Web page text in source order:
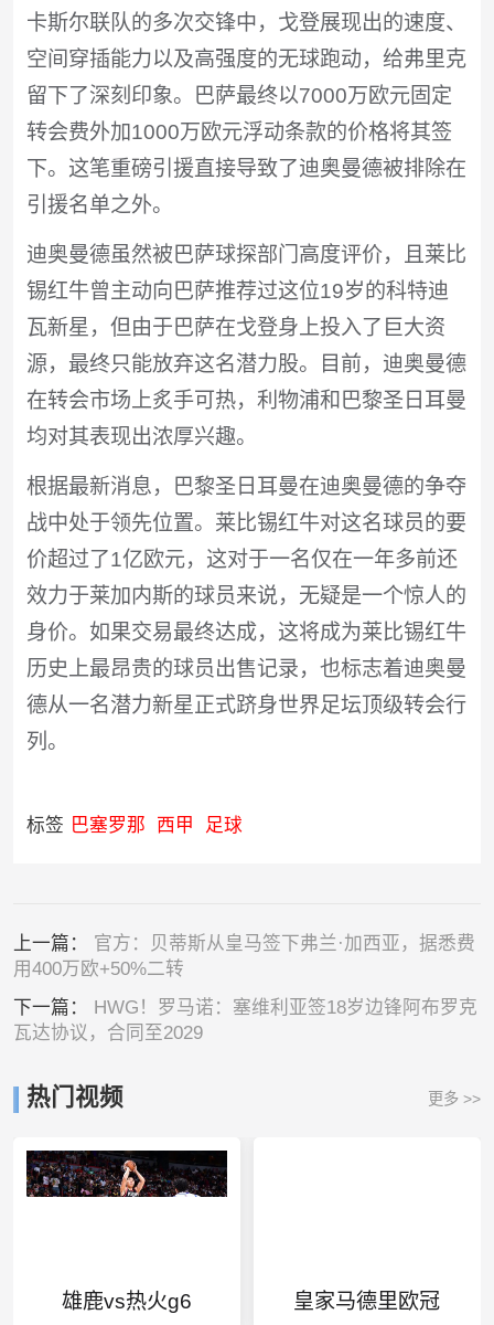
卡斯尔联队的多次交锋中，戈登展现出的速度、
空间穿插能力以及高强度的无球跑动，给弗里克
留下了深刻印象。巴萨最终以7000万欧元固定
转会费外加1000万欧元浮动条款的价格将其签
下。这笔重磅引援直接导致了迪奥曼德被排除在
引援名单之外。
迪奥曼德虽然被巴萨球探部门高度评价，且莱比
锡红牛曾主动向巴萨推荐过这位19岁的科特迪
瓦新星，但由于巴萨在戈登身上投入了巨大资
源，最终只能放弃这名潜力股。目前，迪奥曼德
在转会市场上炙手可热，利物浦和巴黎圣日耳曼
均对其表现出浓厚兴趣。
根据最新消息，巴黎圣日耳曼在迪奥曼德的争夺
战中处于领先位置。莱比锡红牛对这名球员的要
价超过了1亿欧元，这对于一名仅在一年多前还
效力于莱加内斯的球员来说，无疑是一个惊人的
身价。如果交易最终达成，这将成为莱比锡红牛
历史上最昂贵的球员出售记录，也标志着迪奥曼
德从一名潜力新星正式跻身世界足坛顶级转会行
列。
标签 巴塞罗那 西甲 足球
上一篇： 官方：贝蒂斯从皇马签下弗兰·加西亚，据悉费
用400万欧+50%二转
下一篇：
HWG！罗马诺：塞维利亚签18岁边锋阿布罗克
瓦达协议，合同至2029
热门视频 更多 >>
雄鹿vs热火g6 皇家马德里欧冠